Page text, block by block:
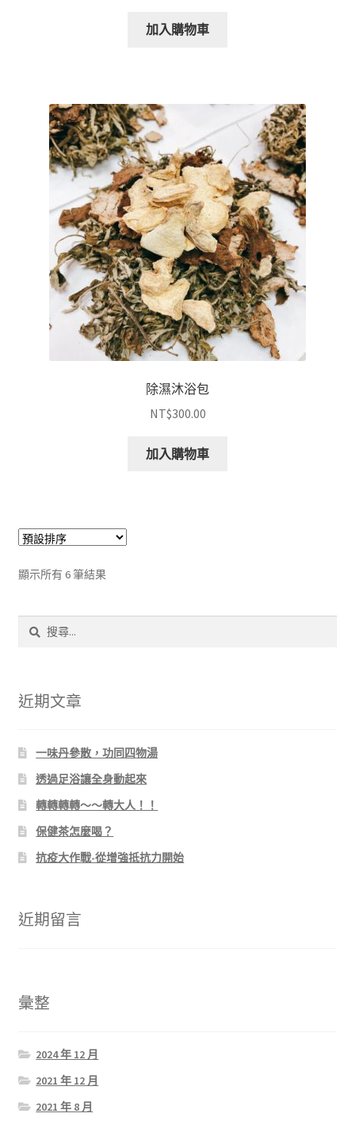
加入購物車
除濕沐浴包
NT$300.00
加入購物車
顯示所有 6 筆結果
字:
近期文章
一味丹參散，功同四物湯
透過足浴讓全身動起來
轉轉轉轉～～轉大人！！
保健茶怎麼喝？
抗疫大作戰-從增強抵抗力開始
近期留言
彙整
2024 年 12 月
2021 年 12 月
2021 年 8 月